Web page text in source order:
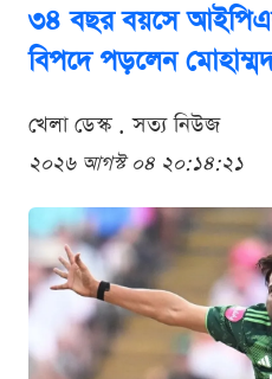
৩৪ বছর বয়সে
বিপদে পড়লেন
খেলা ডেস্ক . সত্য নিউজ
২০২৬ আগস্ট ০৪ ২০:১৪:২১